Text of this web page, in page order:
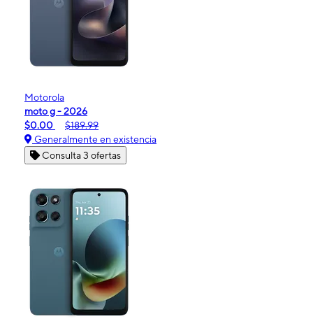
Motorola
moto g - 2026
$0.00
$189.99
Generalmente en existencia
Consulta 3 ofertas